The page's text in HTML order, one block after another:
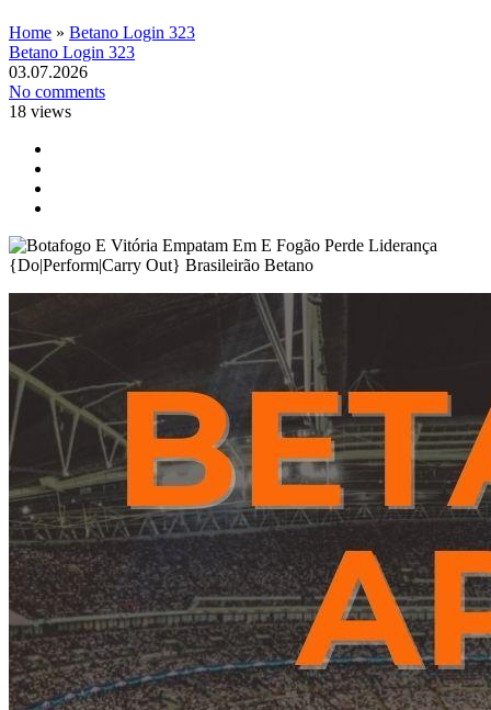
Home » Betano Login 323
Betano Login 323
03.07.2026
No comments
18 views